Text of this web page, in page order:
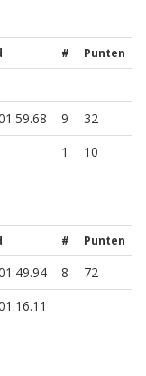
# Punten
9
32
1 10
# Punten
8
72